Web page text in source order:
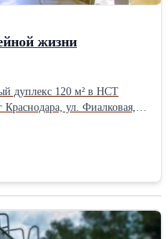
жизни
дуплекс 120 м² в НСТ
ул. Фиалковая,
которая ценит комфорт,
Дом полностью готов к
Дом 2013 года
в 2018 году. Стены
минватой, высота
удобная и
расположены просторная